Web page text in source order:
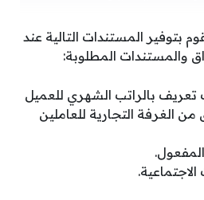
بتوفير المستندات التالية عند
والمستندات المطلوبة:
بالراتب الشهري للعميل
الغرفة التجارية للعاملين
الاجتماعية.